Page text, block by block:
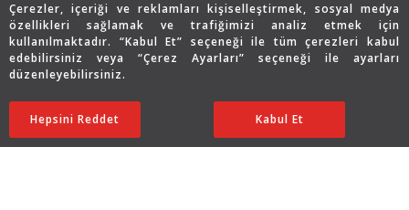
Çerezler, içeriği ve reklamları kişiselleştirmek, sosyal medya
özellikleri sağlamak ve trafiğimizi analiz etmek için
kullanılmaktadır. “Kabul Et” seçeneği ile tüm çerezleri kabul
edebilirsiniz veya “Çerez Ayarları” seçeneği ile ayarları
düzenleyebilirsiniz.
Ayarları Düzenle
Hepsini Reddet Kabul Et
11.063TL SATIN ALIN
Copyright © 2026 Assos Pırlanta - Bu sitenin tüm hakları